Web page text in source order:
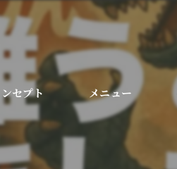
セプト メニュー